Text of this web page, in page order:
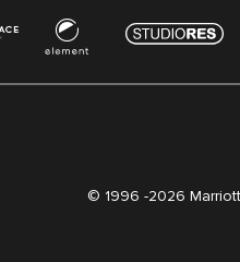
© 1996 -2026